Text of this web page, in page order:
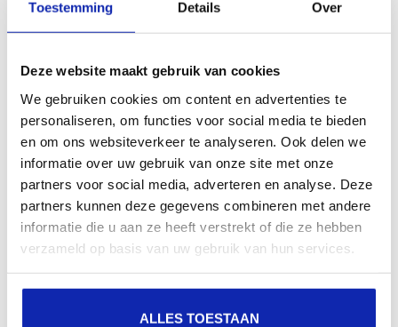
Toestemming Details Over
Deze website maakt gebruik van cookies
We gebruiken cookies om content en advertenties te
personaliseren, om functies voor social media te bieden
en om ons websiteverkeer te analyseren. Ook delen we
informatie over uw gebruik van onze site met onze
partners voor social media, adverteren en analyse. Deze
partners kunnen deze gegevens combineren met andere
informatie die u aan ze heeft verstrekt of die ze hebben
verzameld op basis van uw gebruik van hun services.
ALLES TOESTAAN
varieert sterk, afhankelijk van het type en het
verificatieproces. Kinamo kan binnen...
Meer lezen